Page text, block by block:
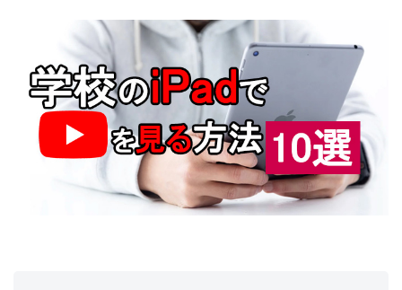
ストア ダウンロード